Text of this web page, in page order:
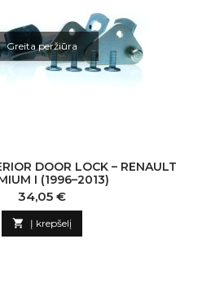
Greita peržiūra
DOOR LOCK – RENAULT
I (1996–2013)
Kaina
34,05 €
 Į krepšelį